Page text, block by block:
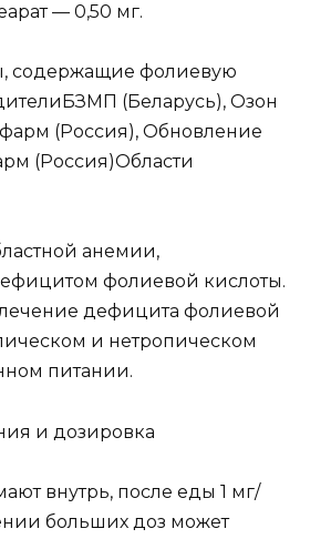
— 0,50 мг.
содержащие фолиевую
(Беларусь), Озон
(Россия), Обновление
(Россия)Области
анемии,
фолиевой кислоты.
дефицита фолиевой
и нетропическом
питании.
и дозировка
внутрь, после еды 1 мг/
больших доз может